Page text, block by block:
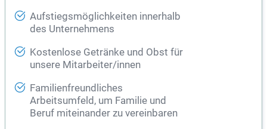
Aufstiegsmöglichkeiten innerhalb
des Unternehmens
Kostenlose Getränke und Obst für
unsere Mitarbeiter/innen
Familienfreundliches
Arbeitsumfeld, um Familie und
Beruf miteinander zu vereinbaren